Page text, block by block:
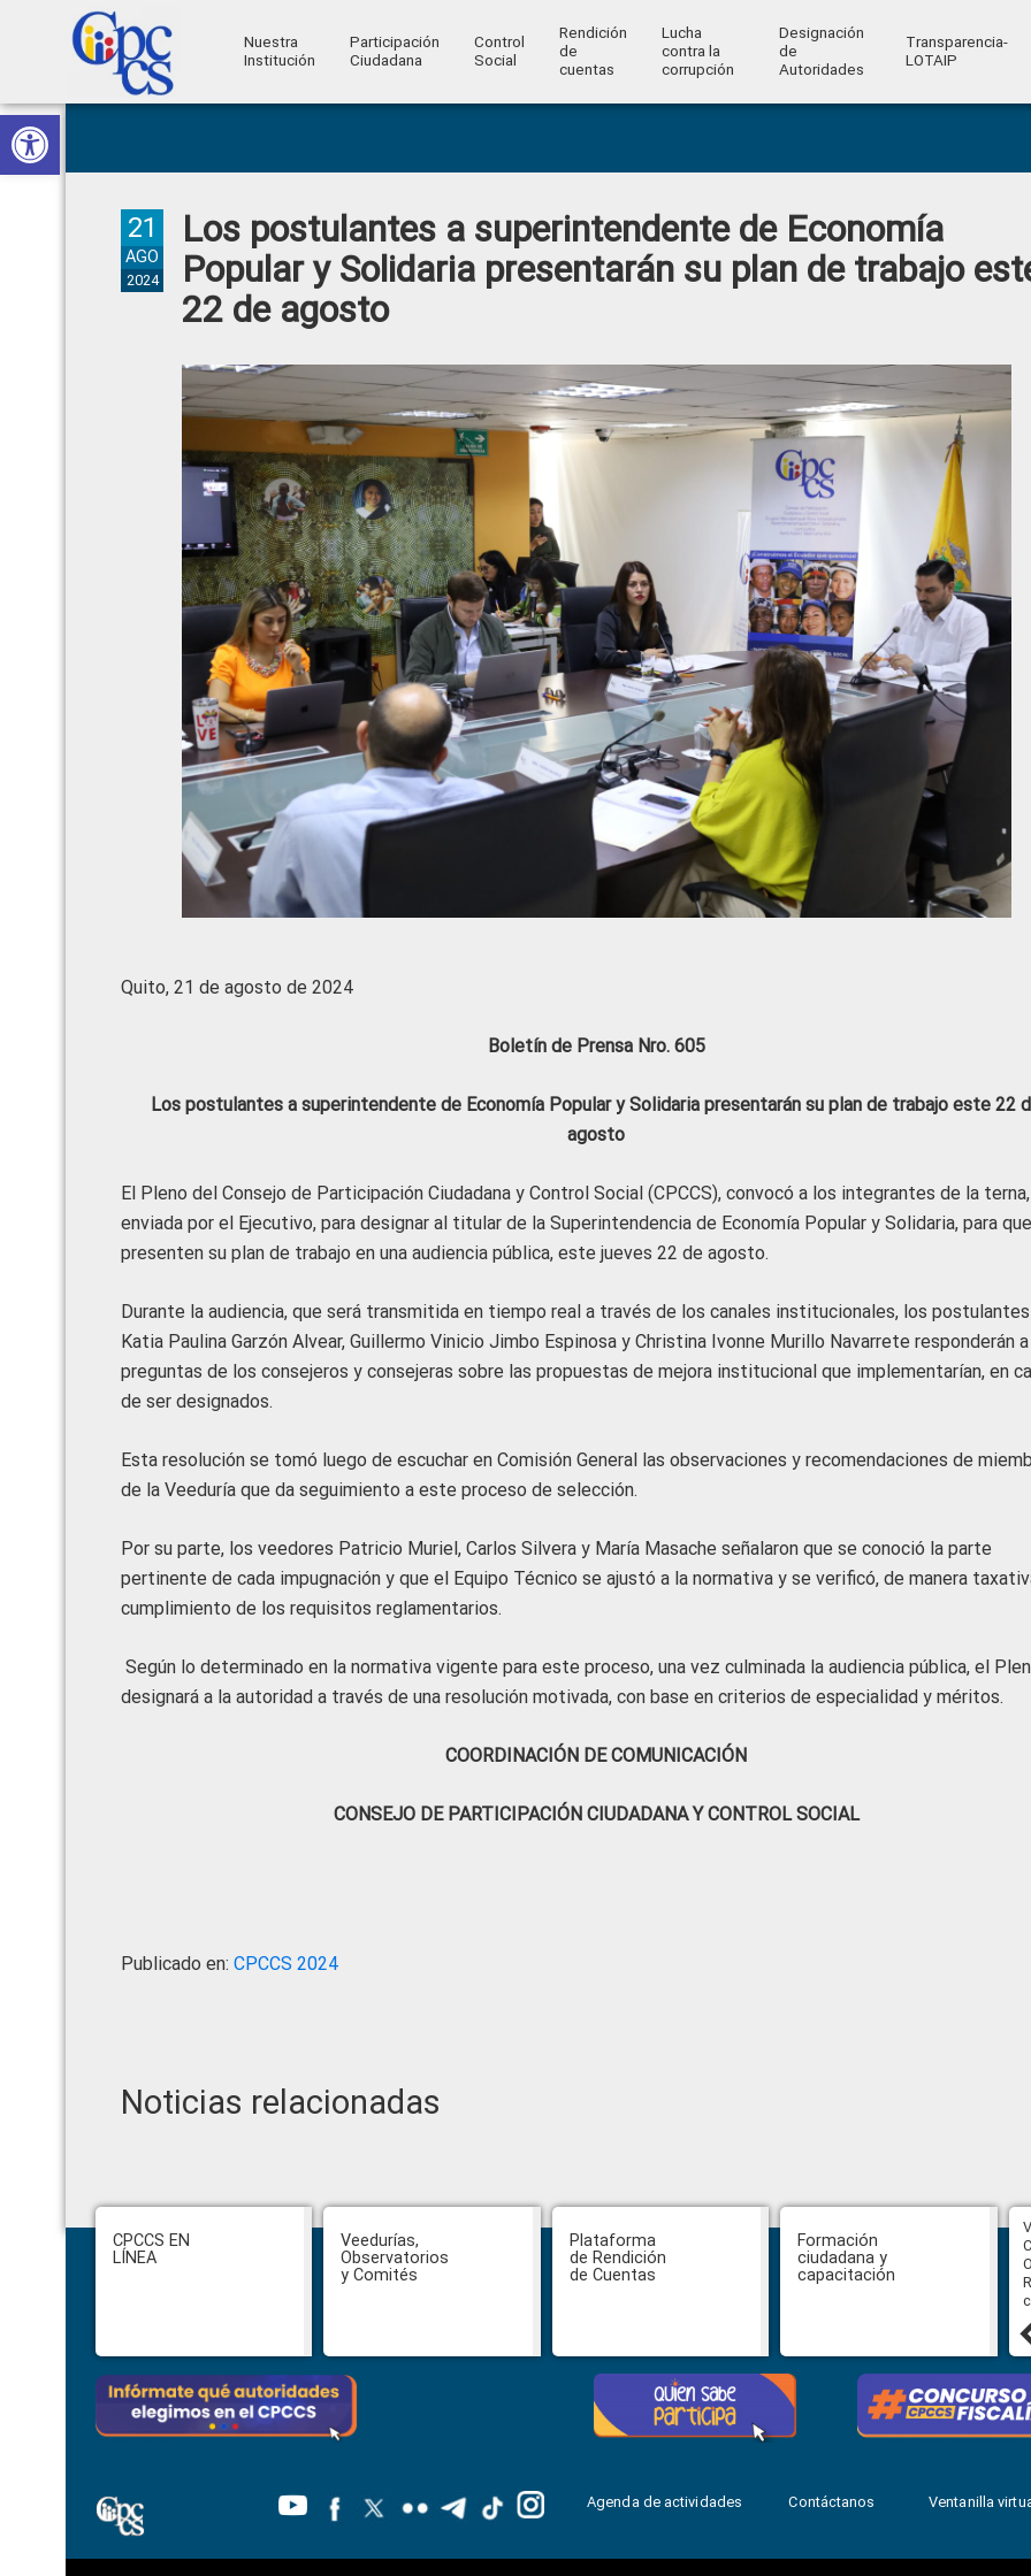
Abrir barra de herramientas
Skip
to
primary
Skip
to
main
Skip
to
primary
Skip
to
footer
Ciudadana
Control
Ciudadano
Nuestra
Institución
Participación
Ciudadana
Control
Social
Rendición
de
cuentas
Lucha
contra la
corrupción
Designación
de
Autoridades
Transparencia-
LOTAIP
Los postulantes a superintendente de Economía
Popular y Solidaria presentarán su plan de trabajo
22 de agosto
21
AGO
2024
Quito, 21 de agosto de 2024
Boletín de Prensa Nro. 605
Los postulantes a superintendente de Economía Popular y Solidaria presentarán su plan de trabajo este 22
agosto
El Pleno del Consejo de Participación Ciudadana y Control Social (CPCCS), convocó a los integrantes de la terna,
enviada por el Ejecutivo, para designar al titular de la Superintendencia de Economía Popular y Solidaria, para que
presenten su plan de trabajo en una audiencia pública, este jueves 22 de agosto.
Durante la audiencia, que será transmitida en tiempo real a través de los canales institucionales, los postulantes
Katia Paulina Garzón Alvear, Guillermo Vinicio Jimbo Espinosa y Christina Ivonne Murillo Navarrete responderán
preguntas de los consejeros y consejeras sobre las propuestas de mejora institucional que implementarían, en
de ser designados.
Esta resolución se tomó luego de escuchar en Comisión General las observaciones y recomendaciones de
de la Veeduría que da seguimiento a este proceso de selección.
Por su parte, los veedores Patricio Muriel, Carlos Silvera y María Masache señalaron que se conoció la parte
pertinente de cada impugnación y que el Equipo Técnico se ajustó a la normativa y se verificó, de manera
cumplimiento de los requisitos reglamentarios.
Según lo determinado en la normativa vigente para este proceso, una vez culminada la audiencia pública, el
designará a la autoridad a través de una resolución motivada, con base en criterios de especialidad y méritos.
COORDINACIÓN DE COMUNICACIÓN
CONSEJO DE PARTICIPACIÓN CIUDADANA Y CONTROL SOCIAL
Publicado en: CPCCS 2024
Noticias relacionadas
Footer
CPCCS EN
LÍNEA
Veedurías,
Observatorios
y Comités
Plataforma
de Rendición
de Cuentas
Formación
ciudadana y
capacitación
CPCCS aprueba convocatoria a
Veeduría para designación de la
autoridad de la SOT
Agenda de actividades Contáctanos Ventanilla